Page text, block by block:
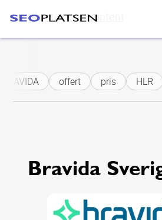
Skip to main content
BRAVIDA offert pris HLR
Bravida